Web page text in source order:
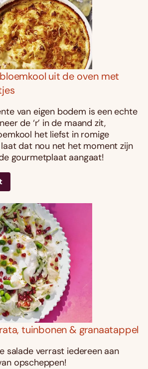
uit de oven met
van eigen bodem is een echte
de ‘r’ in de maand zit,
het liefst in romige
dat nou net het moment zijn
gourmetplaat aangaat!
tuinbonen & granaatappel
salade verrast iedereen aan
opscheppen!